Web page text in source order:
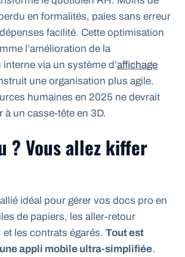
en formalités, paies sans erreur
facilité. Cette optimisation
l’amélioration de la
via un système d’affichage
une organisation plus agile.
humaines en 2025 ne devrait
à un casse-tête en 3D.
? Vous allez kiffer
idéal pour gérer vos docs pro en
de papiers, les aller-retour
les contrats égarés. Tout est
appli mobile ultra-simplifiée.